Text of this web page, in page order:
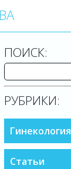
ПОИСК:
РУБРИКИ:
Гинекология
Статьи